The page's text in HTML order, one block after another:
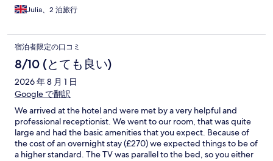
Julia、2 泊旅行
宿泊者限定の口コミ
8/10 (とても良い)
2026 年 8 月 1 日
Google で翻訳
We arrived at the hotel and were met by a very helpful and
professional receptionist. We went to our room, that was quite
large and had the basic amenities that you expect. Because of
the cost of an overnight stay (£270) we expected things to be of
a higher standard. The TV was parallel to the bed, so you either